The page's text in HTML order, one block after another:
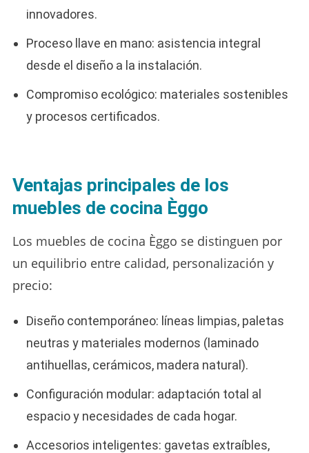
innovadores.
Proceso llave en mano: asistencia integral
desde el diseño a la instalación.
Compromiso ecológico: materiales sostenibles
y procesos certificados.
Ventajas principales de los
muebles de cocina Èggo
Los muebles de cocina Èggo se distinguen por
un equilibrio entre calidad, personalización y
precio:
Diseño contemporáneo: líneas limpias, paletas
neutras y materiales modernos (laminado
antihuellas, cerámicos, madera natural).
Configuración modular: adaptación total al
espacio y necesidades de cada hogar.
Accesorios inteligentes: gavetas extraíbles,